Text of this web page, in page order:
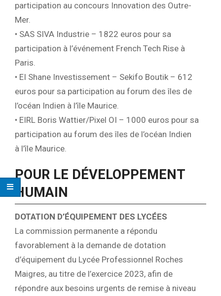
participation au concours Innovation des Outre-
Mer.
• SAS SIVA Industrie – 1822 euros pour sa
participation à l’événement French Tech Rise à
Paris.
• EI Shane Investissement – Sekifo Boutik – 612
euros pour sa participation au forum des îles de
l’océan Indien à l’île Maurice.
• EIRL Boris Wattier/Pixel OI – 1000 euros pour sa
participation au forum des îles de l’océan Indien
à l’île Maurice.
POUR LE DÉVELOPPEMENT
HUMAIN
DOTATION D’ÉQUIPEMENT DES LYCÉES
La commission permanente a répondu
favorablement à la demande de dotation
d’équipement du Lycée Professionnel Roches
Maigres, au titre de l’exercice 2023, afin de
répondre aux besoins urgents de remise à niveau